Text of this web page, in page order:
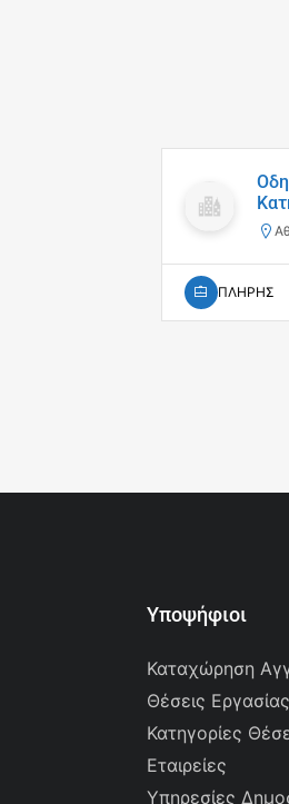
ΠΛΗΡΗΣ
Υποψήφιοι
Καταχώρηση
Θέσεις
Κατηγορίες
Εταιρείες
Υπηρεσίες